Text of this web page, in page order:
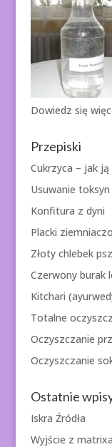
Dowiedz się
Przepiski
Cukrzyca – jak ją
Usuwanie
Konfitura z dyni
Placki
Złoty chlebek
Czerwony burak
Kitchari
Totalne
Oczyszczanie
Oczyszczanie
Ostatnie
Iskra Źródła
Wyjście z matrixa